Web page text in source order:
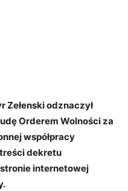
Zełenski odznaczył
Orderem Wolności za
współpracy
dekretu
internetowej